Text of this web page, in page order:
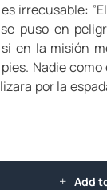
irrecusable:
puso en
en la misión
Nadie
por la
Add